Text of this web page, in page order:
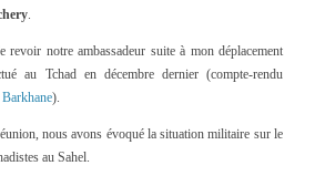
.
revoir notre ambassadeur suite à mon déplacement
au Tchad en décembre dernier (compte-rendu
Barkhane).
nous avons évoqué la situation militaire sur le
au Sahel.